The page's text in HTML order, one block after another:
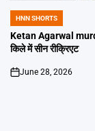
POSTED
IN
HNN SHORTS
Ketan Agarwal
किले में सीन रीक्रिएट
on
June 28, 2026